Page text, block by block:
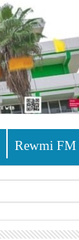
Rewmi FM